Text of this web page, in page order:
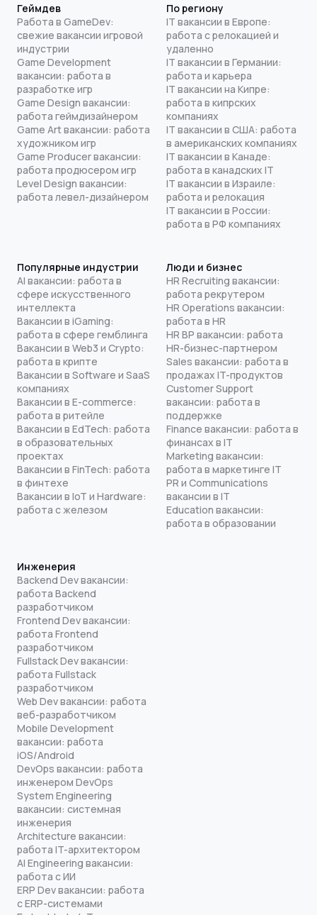
Геймдев
Работа в GameDev:
свежие вакансии игровой
индустрии
Game Development
вакансии: работа в
разработке игр
Game Design вакансии:
работа геймдизайнером
Game Art вакансии: работа
художником игр
Game Producer вакансии:
работа продюсером игр
Level Design вакансии:
работа левел-дизайнером
По региону
IT вакансии в Европе:
работа с релокацией и
удаленно
IT вакансии в Германии:
работа и карьера
IT вакансии на Кипре:
работа в кипрских
компаниях
IT вакансии в США: работа
в американских компаниях
IT вакансии в Канаде:
работа в канадских IT
IT вакансии в Израиле:
работа и релокация
IT вакансии в России:
работа в РФ компаниях
Популярные индустрии
AI вакансии: работа в
сфере искусственного
интеллекта
Вакансии в iGaming:
работа в сфере гемблинга
Вакансии в Web3 и Crypto:
работа в крипте
Вакансии в Software и SaaS
компаниях
Вакансии в E-commerce:
работа в ритейле
Вакансии в EdTech: работа
в образовательных
проектах
Вакансии в FinTech: работа
в финтехе
Вакансии в IoT и Hardware:
работа с железом
Люди и бизнес
HR Recruiting вакансии:
работа рекрутером
HR Operations вакансии:
работа в HR
HR BP вакансии: работа
HR-бизнес-партнером
Sales вакансии: работа в
продажах IT-продуктов
Customer Support
вакансии: работа в
поддержке
Finance вакансии: работа в
финансах в IT
Marketing вакансии:
работа в маркетинге IT
PR и Communications
вакансии в IT
Education вакансии:
работа в образовании
Инженерия
Backend Dev вакансии:
работа Backend
разработчиком
Frontend Dev вакансии:
работа Frontend
разработчиком
Fullstack Dev вакансии:
работа Fullstack
разработчиком
Web Dev вакансии: работа
веб-разработчиком
Mobile Development
вакансии: работа
iOS/Android
DevOps вакансии: работа
инженером DevOps
System Engineering
вакансии: системная
инженерия
Architecture вакансии:
работа IT-архитектором
AI Engineering вакансии:
работа с ИИ
ERP Dev вакансии: работа
с ERP-системами